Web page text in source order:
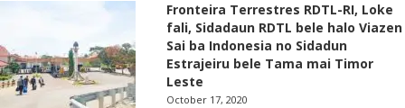
Fronteira Terrestres RDTL-RI, Loke
fali, Sidadaun RDTL bele halo Viazen
Sai ba Indonesia no Sidadun
Estrajeiru bele Tama mai Timor
Leste
October 17, 2020